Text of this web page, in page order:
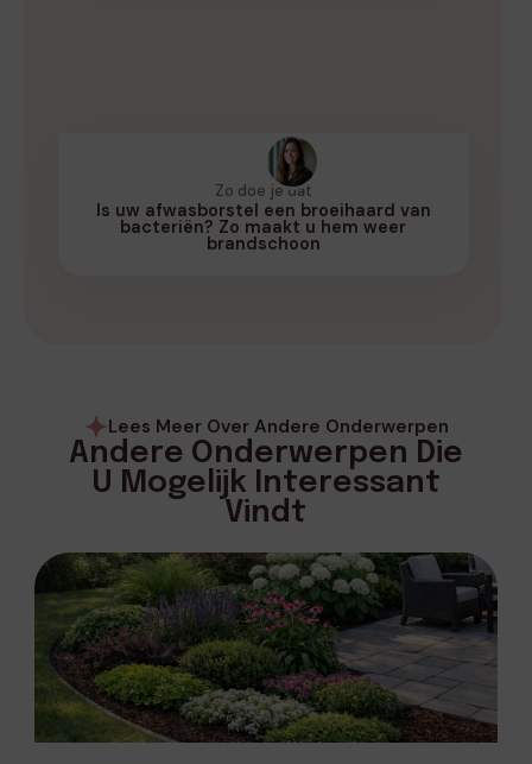
Zo doe je dat
Is uw afwasborstel een broeihaard van
bacteriën? Zo maakt u hem weer
brandschoon
Lees Meer Over Andere Onderwerpen
Andere Onderwerpen Die
U Mogelijk Interessant
Vindt